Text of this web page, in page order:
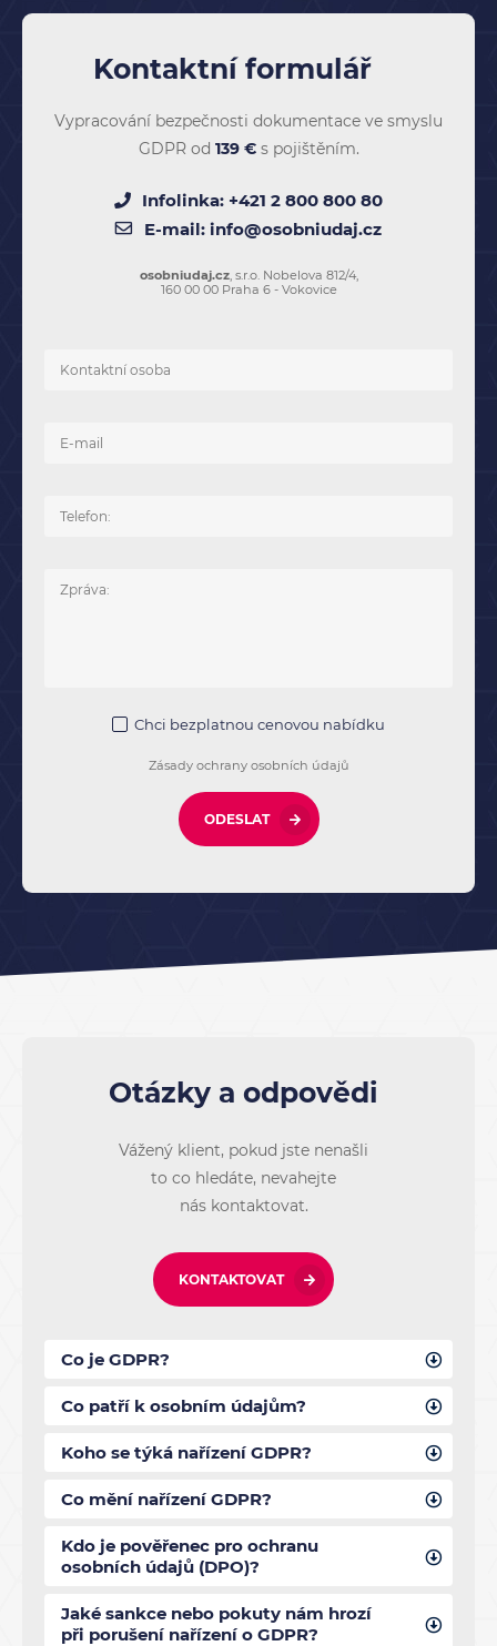
Kontaktní formulář
Vypracování bezpečnosti dokumentace ve smyslu
GDPR od 139 € s pojištěním.
Infolinka: +421 2 800 800 80
E-mail: info@osobniudaj.cz
osobniudaj.cz, s.r.o. Nobelova 812/4,
160 00 00 Praha 6 - Vokovice
Chci bezplatnou cenovou nabídku
Zásady ochrany osobních údajů
ODESLAT
Otázky a odpovědi
Vážený klient, pokud jste nenašli
to co hledáte, nevahejte
nás kontaktovat.
KONTAKTOVAT
Co je GDPR?
Co patří k osobním údajům?
Koho se týká nařízení GDPR?
Co mění nařízení GDPR?
Kdo je pověřenec pro ochranu
osobních údajů (DPO)?
Jaké sankce nebo pokuty nám hrozí
při porušení nařízení o GDPR?